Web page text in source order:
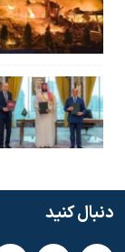
دنبال کنید